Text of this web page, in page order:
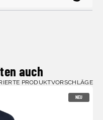
auch
PRODUKTVORSCHLÄGE
NEU